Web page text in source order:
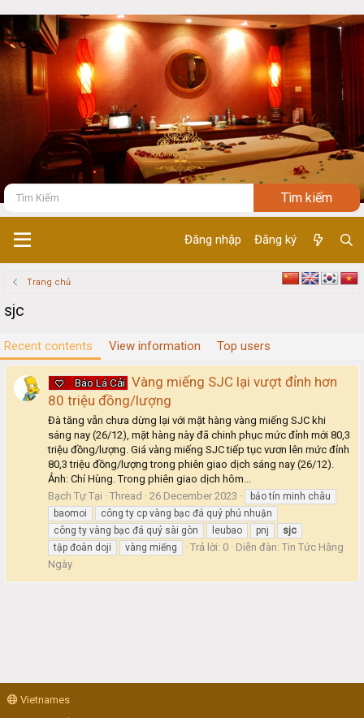
Đăng nhập Đăng ký
Trang chủ
sjc
Recent contents View information Top users
Báo Lá Cải Vàng miếng SJC lại vượt đỉnh hơn
80 triệu đồng/lượng
Đà tăng vẫn chưa dừng lại với mặt hàng vàng miếng SJC khi
sáng nay (26/12), mặt hàng này đã chinh phục mức đỉnh mới 80,3
triệu đồng/lượng. Giá vàng miếng SJC tiếp tục vươn lên mức đỉnh
80,3 triệu đồng/lượng trong phiên giao dịch sáng nay (26/12).
Ảnh: Chí Hùng. Trong phiên giao dịch hôm...
Bạch Tự Tại
Thread 26 December 2023
bảo tín minh châu
baomoi
công ty cp vàng bạc đá quý phú nhuận
công ty vàng bạc đá quý sài gòn
leubao pnj
sjc
tập đoàn doji
vàng miếng Trả lời: 0 Diễn đàn: Tin Tức Hằng
Ngày
Vietnames